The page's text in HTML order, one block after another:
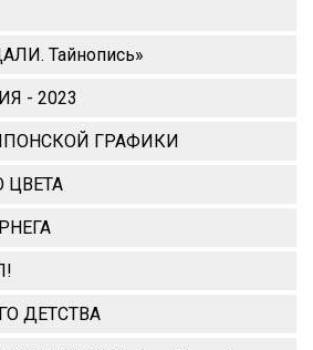
Тайнопись»
- 2023
ГРАФИКИ
ЦВЕТА
ДЕТСТВА